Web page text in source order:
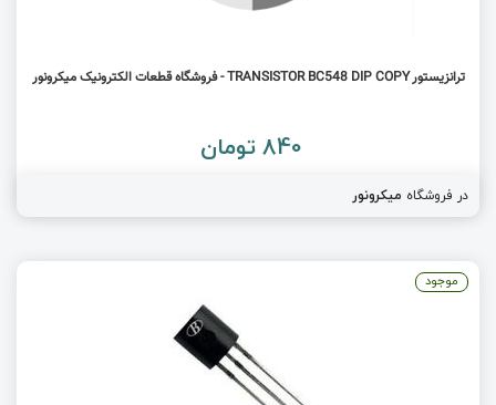
ترانزیستور TRANSISTOR BC548 DIP COPY - فروشگاه قطعات الکترونیک میکرونور
840 تومان
در فروشگاه میکرونور
موجود